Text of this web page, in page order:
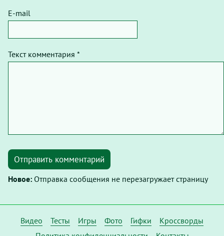
E-mail
Текст комментария *
Отправить комментарий
Новое: Отправка сообщения не перезагружает страницу
Видео Тесты Игры Фото Гифки
Кроссворды